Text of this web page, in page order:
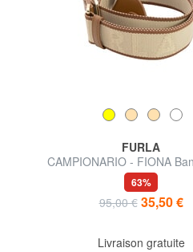
FURLA
CAMPIONARIO - FIONA
63%
95,00 € 35,50 €
Livraison gratuite